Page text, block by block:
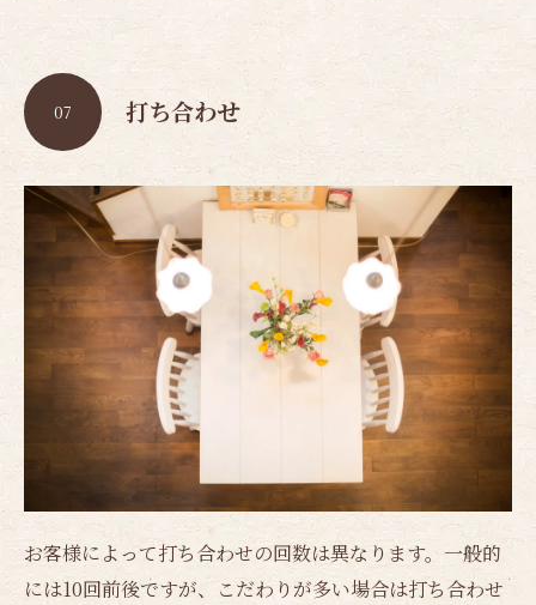
打ち合わせ
07
お客様によって打ち合わせの回数は異なります。一般的
には10回前後ですが、こだわりが多い場合は打ち合わせ